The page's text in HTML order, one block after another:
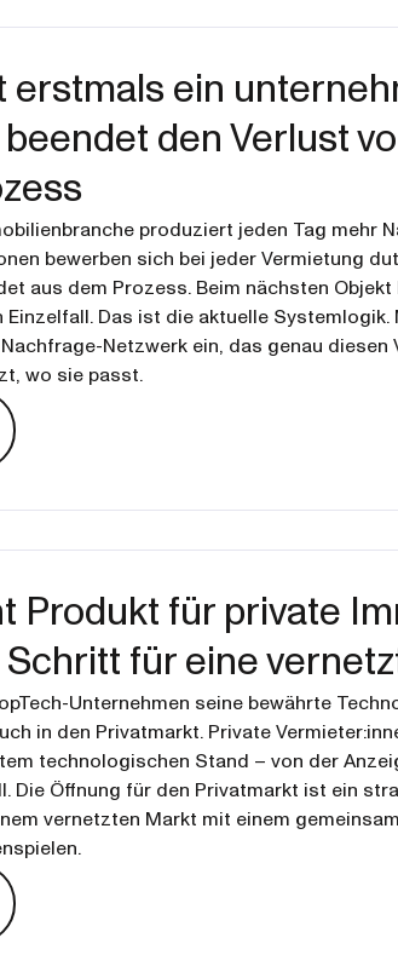
erstmals ein
den Verlust
produziert jeden Tag
bewerben sich bei jeder Vermietung
aus dem Prozess. Beim nächsten
Einzelfall. Das ist die aktuelle
Netzwerk ein, das genau
wo sie passt.
Produkt für private
für eine
Unternehmen seine bewährte
in den Privatmarkt. Private
technologischen Stand – von der
Die Öffnung für den Privatmarkt ist ein
vernetzten Markt mit einem